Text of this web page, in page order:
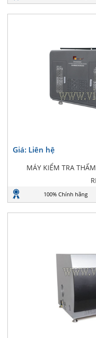
Giá: Liên hệ
MÁY KIỂM TRA
100% Chính hãng